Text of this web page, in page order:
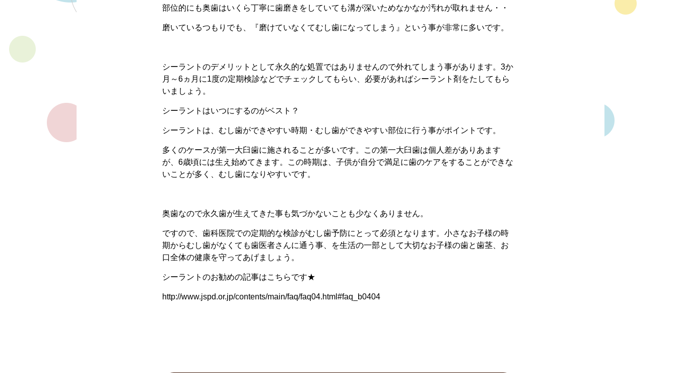
部位的にも奥歯はいくら丁寧に歯磨きをしていても溝が深いためなかなか汚れが取れません・・
磨いているつもりでも、『磨けていなくてむし歯になってしまう』という事が非常に多いです。
シーラントのデメリットとして永久的な処置ではありませんので外れてしまう事があります。3か
月～6ヵ月に1度の定期検診などでチェックしてもらい、必要があればシーラント剤をたしてもら
いましょう。
シーラントはいつにするのがベスト？
シーラントは、むし歯ができやすい時期・むし歯ができやすい部位に行う事がポイントです。
多くのケースが第一大臼歯に施されることが多いです。この第一大臼歯は個人差がありあます
が、6歳頃には生え始めてきます。この時期は、子供が自分で満足に歯のケアをすることができな
いことが多く、むし歯になりやすいです。
奥歯なので永久歯が生えてきた事も気づかないことも少なくありません。
ですので、歯科医院での定期的な検診がむし歯予防にとって必須となります。小さなお子様の時
期からむし歯がなくても歯医者さんに通う事、を生活の一部として大切なお子様の歯と歯茎、お
口全体の健康を守ってあげましょう。
シーラントのお勧めの記事はこちらです★
http://www.jspd.or.jp/contents/main/faq/faq04.html#faq_b0404